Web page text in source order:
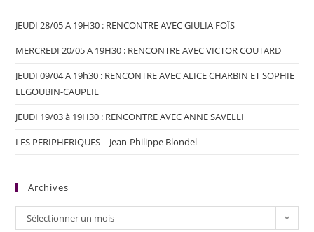
JEUDI 28/05 A 19H30 : RENCONTRE AVEC GIULIA FOÏS
MERCREDI 20/05 A 19H30 : RENCONTRE AVEC VICTOR COUTARD
JEUDI 09/04 A 19h30 : RENCONTRE AVEC ALICE CHARBIN ET SOPHIE
LEGOUBIN-CAUPEIL
JEUDI 19/03 à 19H30 : RENCONTRE AVEC ANNE SAVELLI
LES PERIPHERIQUES – Jean-Philippe Blondel
Archives
Sélectionner un mois